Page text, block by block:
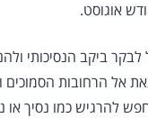
אוגוסט.
לבקר ביקב הנסיכותי
אל הרחובות
להרגיש כמו נסיך או